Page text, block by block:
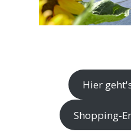
Hier
Shopping-